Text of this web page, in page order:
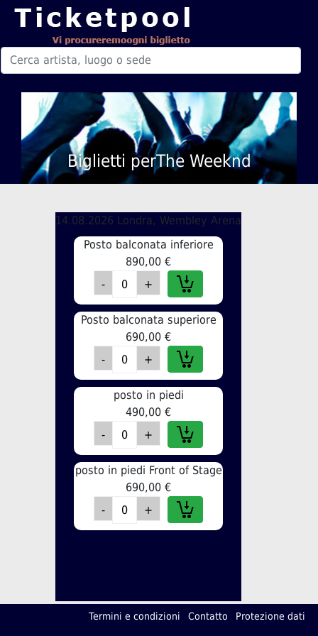
Biglietti perThe Weeknd
14.08.2026 Londra, Wembley Arena
Posto balconata inferiore
890,00 €
Posto balconata superiore
690,00 €
posto in piedi
490,00 €
posto in piedi Front of Stage
690,00 €
Termini e condizioni Contatto Protezione dati